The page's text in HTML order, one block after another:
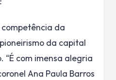
da
da capital
“É com imensa alegria
Ana Paula Barros